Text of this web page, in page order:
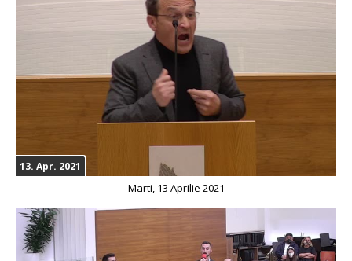
13. Apr. 2021
Marti, 13 Aprilie 2021